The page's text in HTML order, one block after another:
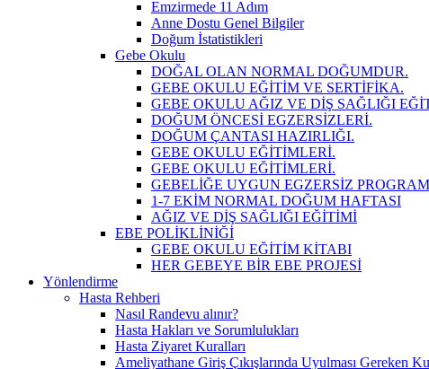
Emzirmede 11 Adım
Anne Dostu Genel Bilgiler
Doğum İstatistikleri
Gebe Okulu
DOĞAL OLAN NORMAL DOĞUMDUR.
GEBE OKULU EĞİTİM VE SERTİFİKA.
GEBE OKULU AĞIZ VE DİŞ SAĞLIĞI
DOĞUM ÖNCESİ EGZERSİZLERİ.
DOĞUM ÇANTASI HAZIRLIĞI.
GEBE OKULU EĞİTİMLERİ.
GEBE OKULU EĞİTİMLERİ.
GEBELİĞE UYGUN EGZERSİZ
1-7 EKİM NORMAL DOĞUM HAFTASI
AĞIZ VE DİŞ SAĞLIĞI EĞİTİMİ
EBE POLİKLİNİĞİ
GEBE OKULU EĞİTİM KİTABI
HER GEBEYE BİR EBE PROJESİ
Yönlendirme
Hasta Rehberi
Nasıl Randevu alınır?
Hasta Hakları ve Sorumlulukları
Hasta Ziyaret Kuralları
Ameliyathane Giriş Çıkışlarında Uyulması Gereken